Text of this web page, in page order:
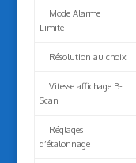
Mode Alarme
Limite
Résolution au choix
Vitesse affichage B-
Scan
Réglages
d’étalonnage